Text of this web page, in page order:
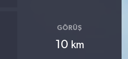
GÖRÜŞ
10 km